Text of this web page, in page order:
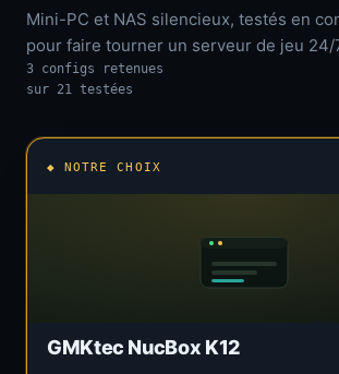
Mini-PC et NAS silencieux, testés en
pour faire tourner un serveur de jeu 24/
3 configs retenues
sur 21 testées
◆ NOTRE CHOIX
GMKtec NucBox K12